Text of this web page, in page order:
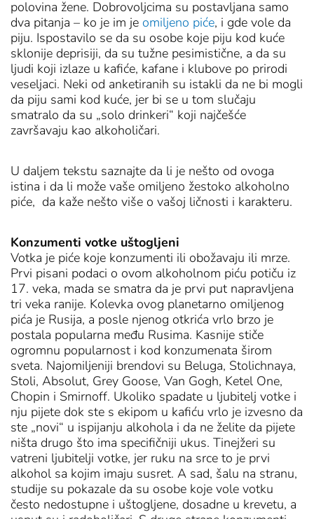
polovina žene. Dobrovoljcima su postavljana samo
dva pitanja – ko je im je omiljeno piće, i gde vole da
piju. Ispostavilo se da su osobe koje piju kod kuće
sklonije deprisiji, da su tužne pesimistične, a da su
ljudi koji izlaze u kafiće, kafane i klubove po prirodi
veseljaci. Neki od anketiranih su istakli da ne bi mogli
da piju sami kod kuće, jer bi se u tom slučaju
smatralo da su „solo drinkeri“ koji najčešće
završavaju kao alkoholičari.
U daljem tekstu saznajte da li je nešto od ovoga
istina i da li može vaše omiljeno žestoko alkoholno
piće, da kaže nešto više o vašoj ličnosti i karakteru.
Konzumenti votke uštogljeni
Votka je piće koje konzumenti ili obožavaju ili mrze.
Prvi pisani podaci o ovom alkoholnom piću potiču iz
17. veka, mada se smatra da je prvi put napravljena
tri veka ranije. Kolevka ovog planetarno omiljenog
pića je Rusija, a posle njenog otkrića vrlo brzo je
postala popularna među Rusima. Kasnije stiče
ogromnu popularnost i kod konzumenata širom
sveta. Najomiljeniji brendovi su Beluga, Stolichnaya,
Stoli, Absolut, Grey Goose, Van Gogh, Ketel One,
Chopin i Smirnoff. Ukoliko spadate u ljubitelj votke i
nju pijete dok ste s ekipom u kafiću vrlo je izvesno da
ste „novi“ u ispijanju alkohola i da ne želite da pijete
ništa drugo što ima specifičniji ukus. Tinejžeri su
vatreni ljubitelji votke, jer ruku na srce to je prvi
alkohol sa kojim imaju susret. A sad, šalu na stranu,
studije su pokazale da su osobe koje vole votku
često nedostupne i uštogljene, dosadne u krevetu, a